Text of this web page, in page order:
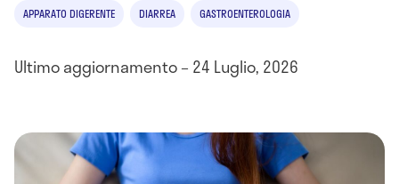
APPARATO DIGERENTE DIARREA GASTROENTEROLOGIA
Ultimo aggiornamento – 24 Luglio, 2026